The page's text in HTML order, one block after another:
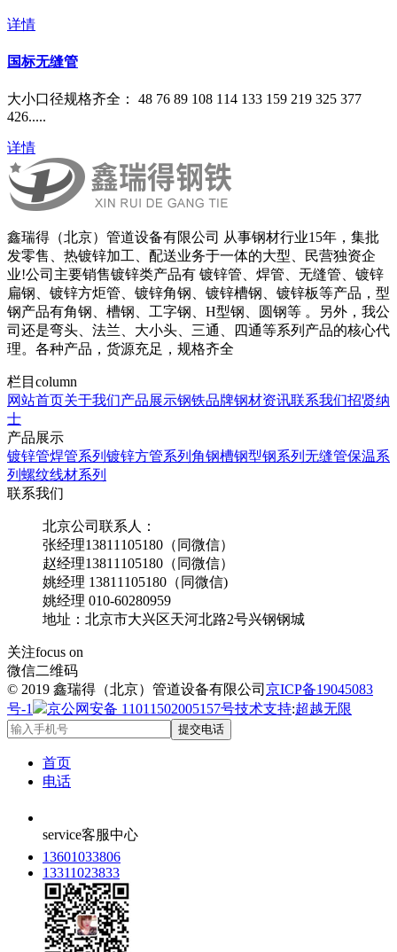
详情
国标无缝管
​大小口径规格齐全： 48 76 89 108 114 133 159 219 325 377
426.....
详情
鑫瑞得（北京）管道设备有限公司 从事钢材行业15年，集批
发零售、热镀锌加工、配送业务于一体的大型、民营独资企
业!公司主要销售镀锌类产品有 镀锌管、焊管、无缝管、镀锌
扁钢、镀锌方炬管、镀锌角钢、镀锌槽钢、镀锌板等产品，型
钢产品有角钢、槽钢、工字钢、H型钢、圆钢等 。另外，我公
司还是弯头、法兰、大小头、三通、四通等系列产品的核心代
理。各种产品，货源充足，规格齐全
栏目 column
网站首页关于我们产品展示钢铁品牌钢材资讯联系我们招贤纳
士
产品展示
镀锌管焊管系列 镀锌方管系列 角钢槽钢型钢系列 无缝管保温系
列 螺纹线材系列
联系我们
北京公司联系人：
张经理13811105180（同微信）
赵经理13811105180（同微信）
姚经理 13811105180（同微信)
姚经理 010-60280959
地址：北京市大兴区天河北路2号兴钢钢城
关注focus on
微信二维码
© 2019 鑫瑞得（北京）管道设备有限公司 京ICP备19045083
号-1
京公网安备 11011502005157号技术支持:超越无限
提交电话
首页
电话
service客服中心
13601033806
13311023833